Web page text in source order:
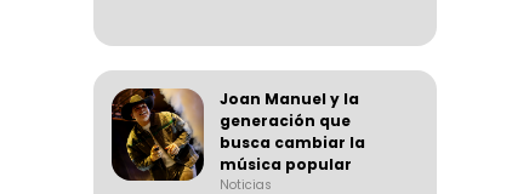
Joan Manuel y la
generación que
busca cambiar la
música popular
Noticias